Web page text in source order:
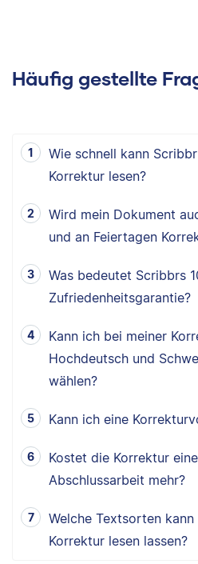
Häufig gestellte
Wie schnell kann
Korrektur lesen?
Wird mein Dokument
und an Feiertagen
Was bedeutet Scribbrs
Zufriedenheitsgarantie?
Kann ich bei meiner
Hochdeutsch und
wählen?
Kann ich eine
Kostet die Korrektur
Abschlussarbeit mehr?
Welche Textsorten
Korrektur lesen lassen?